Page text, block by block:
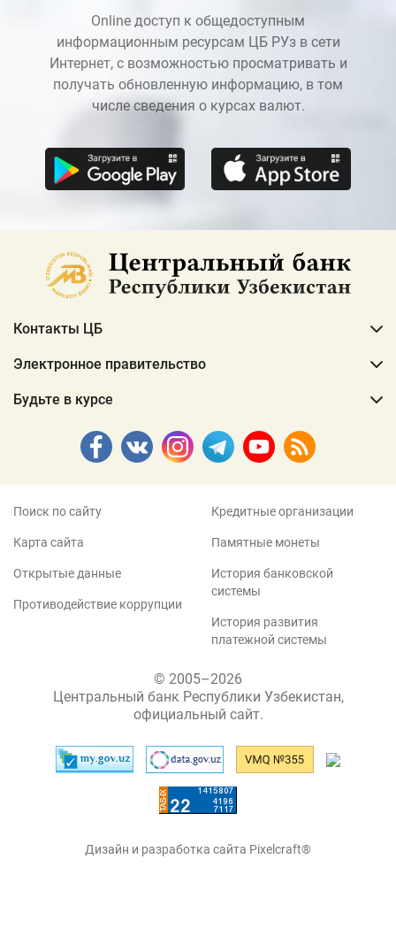
Online доступ к общедоступным
информационным ресурсам ЦБ РУз в сети
Интернет, с возможностью просматривать и
получать обновленную информацию, в том
числе сведения о курсах валют.
Контакты ЦБ
Электронное правительство
Будьте в курсе
Поиск по сайту
Карта сайта
Открытые данные
Противодействие коррупции
Кредитные организации
Памятные монеты
История банковской
системы
История развития
платежной системы
© 2005–2026
Центральный банк Республики Узбекистан,
официальный сайт.
Дизайн и разработка сайта Pixelcraft®